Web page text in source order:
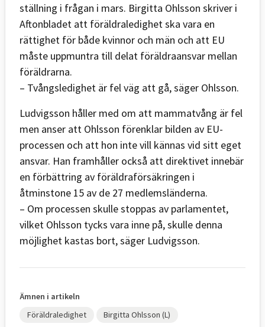
ställning i frågan i mars. Birgitta Ohlsson skriver i
Aftonbladet att föräldraledighet ska vara en
rättighet för både kvinnor och män och att EU
måste uppmuntra till delat föräldraansvar mellan
föräldrarna.
– Tvångsledighet är fel väg att gå, säger Ohlsson.
Ludvigsson håller med om att mammatvång är fel
men anser att Ohlsson förenklar bilden av EU-
processen och att hon inte vill kännas vid sitt eget
ansvar. Han framhåller också att direktivet innebär
en förbättring av föräldraförsäkringen i
åtminstone 15 av de 27 medlemsländerna.
– Om processen skulle stoppas av parlamentet,
vilket Ohlsson tycks vara inne på, skulle denna
möjlighet kastas bort, säger Ludvigsson.
Ämnen i artikeln
Föräldraledighet
Birgitta Ohlsson (L)